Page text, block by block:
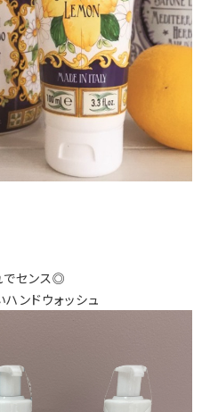
でセンス◎
ンドウォッシュ